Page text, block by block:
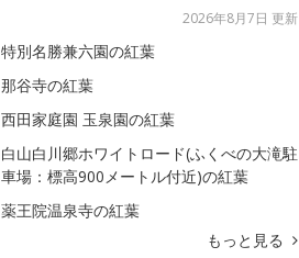
2026年8月7日 更新
特別名勝兼六園の紅葉
那谷寺の紅葉
西田家庭園 玉泉園の紅葉
白山白川郷ホワイトロード(ふくべの大滝駐
車場：標高900メートル付近)の紅葉
薬王院温泉寺の紅葉
もっと見る